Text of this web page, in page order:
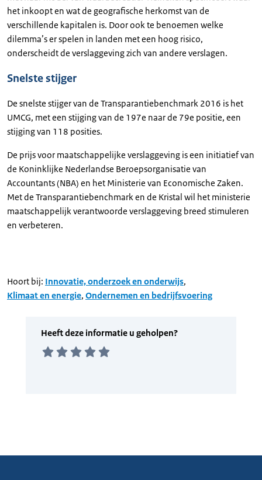
het inkoopt en wat de geografische herkomst van de
verschillende kapitalen is. Door ook te benoemen welke
dilemma’s er spelen in landen met een hoog risico,
onderscheidt de verslaggeving zich van andere verslagen.
Snelste stijger
De snelste stijger van de Transparantiebenchmark 2016 is het
UMCG, met een stijging van de 197e naar de 79e positie, een
stijging van 118 posities.
De prijs voor maatschappelijke verslaggeving is een initiatief van
de Koninklijke Nederlandse Beroepsorganisatie van
Accountants (NBA) en het Ministerie van Economische Zaken.
Met de Transparantiebenchmark en de Kristal wil het ministerie
maatschappelijk verantwoorde verslaggeving breed stimuleren
en verbeteren.
Hoort bij: Innovatie, onderzoek en onderwijs,
Klimaat en energie, Ondernemen en bedrijfsvoering